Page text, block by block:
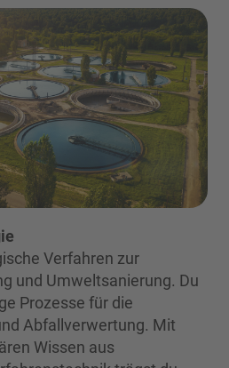
Verfahren zur
und Umweltsanierung. Du
Prozesse für die
Abfallverwertung. Mit
Wissen aus